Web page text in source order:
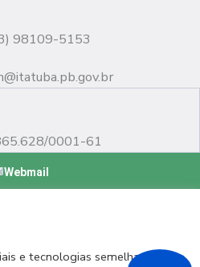
98109-5153
0001-61
Webmail
e tecnologias semelhantes de